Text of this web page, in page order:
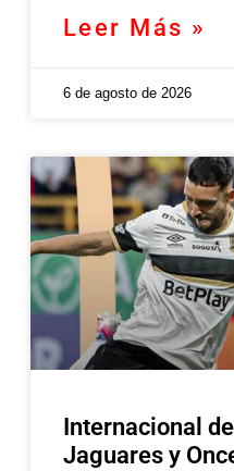
Leer Más »
6 de agosto de 2026
Internacional
Jaguares y